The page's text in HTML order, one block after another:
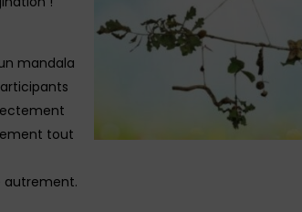
mandala
tout
autrement.